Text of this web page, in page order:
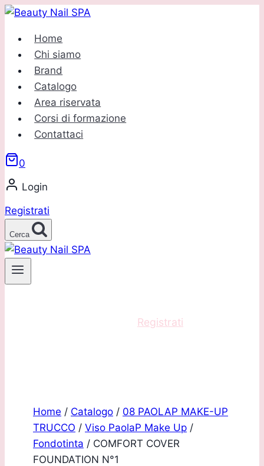
Salta
contenuto
Home
Chi siamo
Brand
Catalogo
Area riservata
Corsi di formazione
Contattaci
0
Login
Registrati
Cerca
Registrati
Home / Catalogo / 08 PAOLAP MAKE-UP
TRUCCO / Viso PaolaP Make Up /
Fondotinta / COMFORT COVER
FOUNDATION N°1